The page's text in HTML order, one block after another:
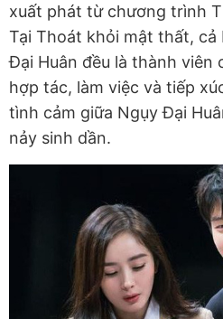
xuất phát từ chương trình
Tại Thoát khỏi mật thất, cả
Đại Huân đều là thành viên
hợp tác, làm việc và tiếp
tình cảm giữa Ngụy Đại
nảy sinh dần.